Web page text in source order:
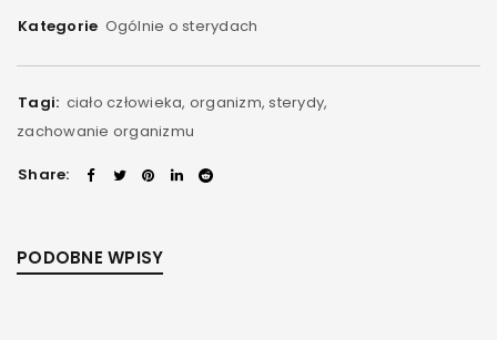
Kategorie Ogólnie o sterydach
Tagi: ciało człowieka, organizm,sterydy,
zachowanie organizmu
Share:
PODOBNE WPISY